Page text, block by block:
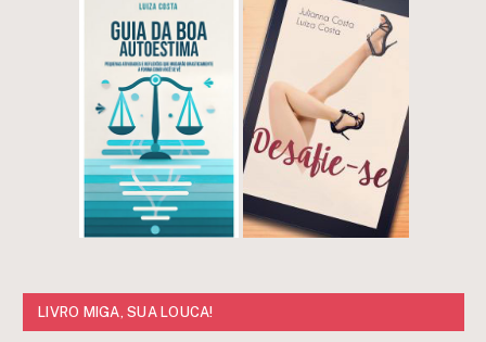
LIVRO MIGA, SUA LOUCA!